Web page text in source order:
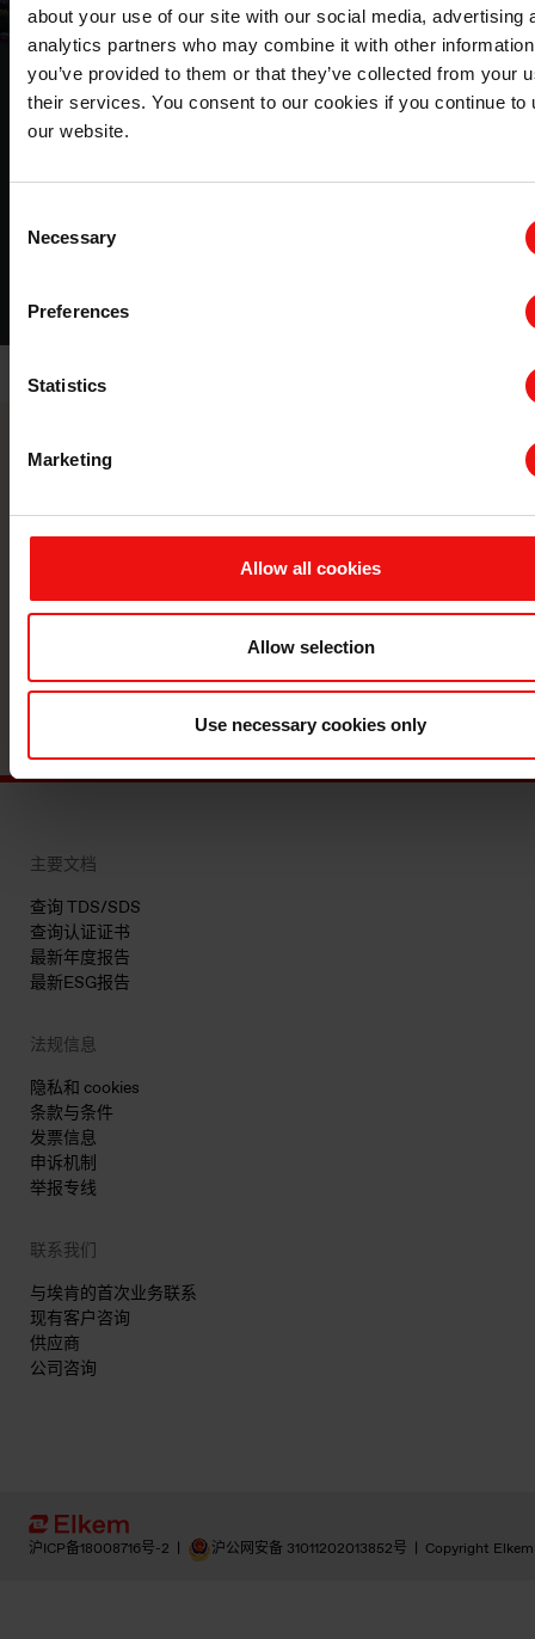
about your use of our site with our social media, advertising
analytics partners who may combine it with other
you’ve provided to them or that they’ve collected from your
their services. You consent to our cookies if you continue to
our website.
Selection
Necessary
Preferences
Statistics
Marketing
Allow all cookies
Allow selection
Use necessary cookies only
克里斯蒂安桑研究和创新中心
100 多年来，研发一直是费斯卡的驱动力。Søderberg 技
础。
学术界和初创企业，您是否在寻找一个
强大的合作伙伴，为您的成长道路提供
指导，并充当支持合作伙伴？
联系我们
主要文档
查询 TDS/SDS
查询认证证书
最新年度报告
最新ESG报告
法规信息
隐私和 cookies
条款与条件
发票信息
申诉机制
举报专线
联系我们
与埃肯的首次业务联系
现有客户咨询
供应商
公司咨询
沪ICP备18008716号-2 沪公网安备 31011202013852号 Copyright